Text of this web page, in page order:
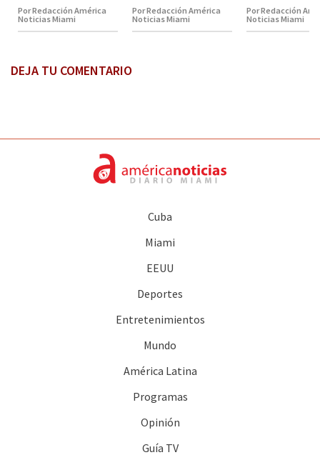
Por Redacción América
Noticias Miami
Por Redacción América
Noticias Miami
Por Redacción
Noticias Miami
DEJA TU COMENTARIO
Cuba
Miami
EEUU
Deportes
Entretenimientos
Mundo
América Latina
Programas
Opinión
Guía TV